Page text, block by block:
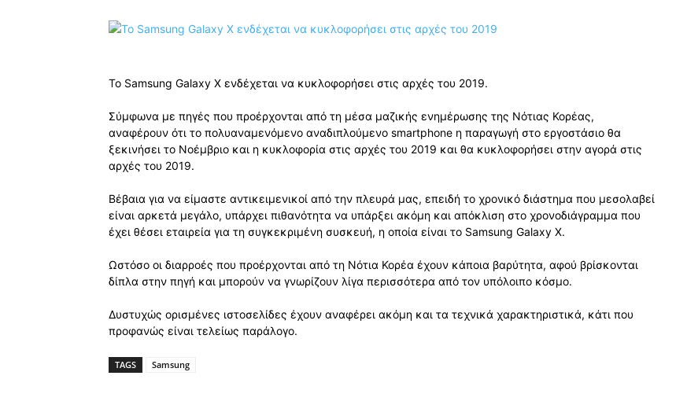
Το Samsung Galaxy X ενδέχεται να κυκλοφορήσει στις αρχές του 2019.
Σύμφωνα με πηγές που προέρχονται από τη μέσα μαζικής ενημέρωσης της Νότιας Κορέας,
αναφέρουν ότι το πολυαναμενόμενο αναδιπλούμενο smartphone η παραγωγή στο εργοστάσιο θα
ξεκινήσει το Νοέμβριο και η κυκλοφορία στις αρχές του 2019 και θα κυκλοφορήσει στην αγορά στις
αρχές του 2019.
Βέβαια για να είμαστε αντικειμενικοί από την πλευρά μας, επειδή το χρονικό διάστημα που μεσολαβεί
είναι αρκετά μεγάλο, υπάρχει πιθανότητα να υπάρξει ακόμη και απόκλιση στο χρονοδιάγραμμα που
έχει θέσει εταιρεία για τη συγκεκριμένη συσκευή, η οποία είναι το Samsung Galaxy X.
Ωστόσο οι διαρροές που προέρχονται από τη Νότια Κορέα έχουν κάποια βαρύτητα, αφού βρίσκονται
δίπλα στην πηγή και μπορούν να γνωρίζουν λίγα περισσότερα από τον υπόλοιπο κόσμο.
Δυστυχώς ορισμένες ιστοσελίδες έχουν αναφέρει ακόμη και τα τεχνικά χαρακτηριστικά, κάτι που
προφανώς είναι τελείως παράλογο.
TAGS Samsung